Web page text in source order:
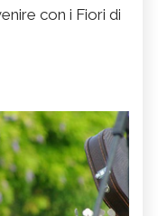
con i Fiori di